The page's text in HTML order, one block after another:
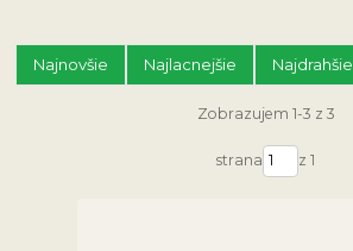
Najnovšie Najlacnejšie Najdrahšie
Zobrazujem 1-3 z 3
strana z 1